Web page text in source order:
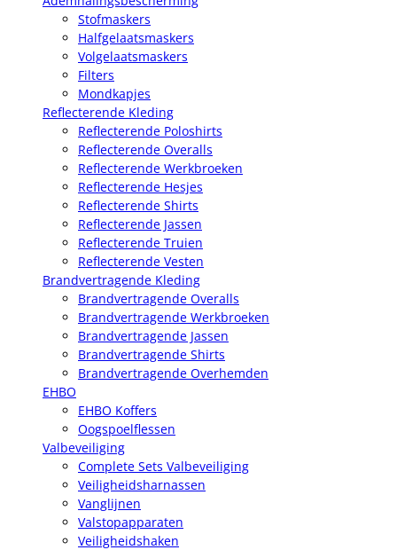
Stofmaskers
Halfgelaatsmaskers
Volgelaatsmaskers
Filters
Mondkapjes
Reflecterende Kleding
Reflecterende Poloshirts
Reflecterende Overalls
Reflecterende Werkbroeken
Reflecterende Hesjes
Reflecterende Shirts
Reflecterende Jassen
Reflecterende Truien
Reflecterende Vesten
Brandvertragende Kleding
Brandvertragende Overalls
Brandvertragende Werkbroeken
Brandvertragende Jassen
Brandvertragende Shirts
Brandvertragende Overhemden
EHBO
EHBO Koffers
Oogspoelflessen
Valbeveiliging
Complete Sets Valbeveiliging
Veiligheidsharnassen
Vanglijnen
Valstopapparaten
Veiligheidshaken